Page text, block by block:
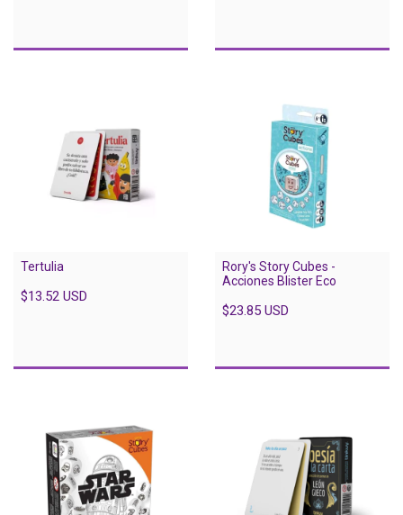
Tertulia
$13.52 USD
Rory's Story Cubes -
Acciones Blister Eco
$23.85 USD